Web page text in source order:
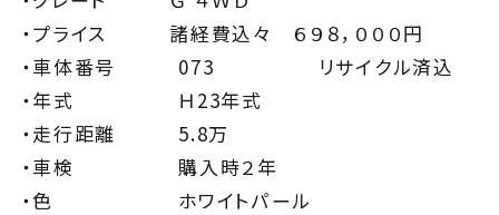
お知らせ・キャンペーン
FAQ
ピットニュース
・プライス 諸経費込々 ６９８，０００円
・車体番号 073 リサイクル済込
・年式 Ｈ23年式
・走行距離 5.8万
・車検 購入時２年
・色 ホワイトパール